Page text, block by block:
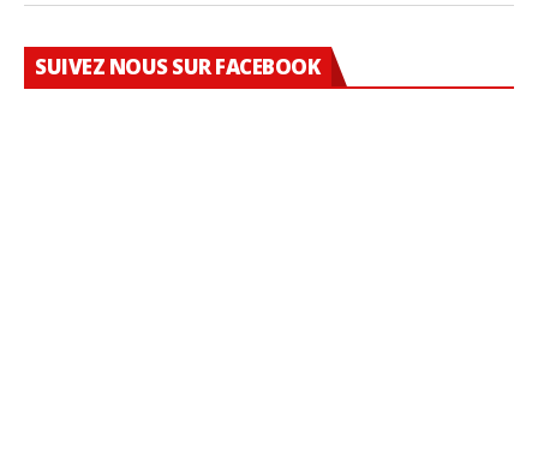
SUIVEZ NOUS SUR FACEBOOK